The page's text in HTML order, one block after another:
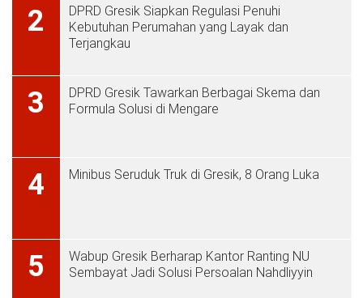
2
DPRD Gresik Siapkan Regulasi Penuhi
Kebutuhan Perumahan yang Layak dan
Terjangkau
3
DPRD Gresik Tawarkan Berbagai Skema dan
Formula Solusi di Mengare
4 Minibus Seruduk Truk di Gresik, 8 Orang Luka
5
Wabup Gresik Berharap Kantor Ranting NU
Sembayat Jadi Solusi Persoalan Nahdliyyin